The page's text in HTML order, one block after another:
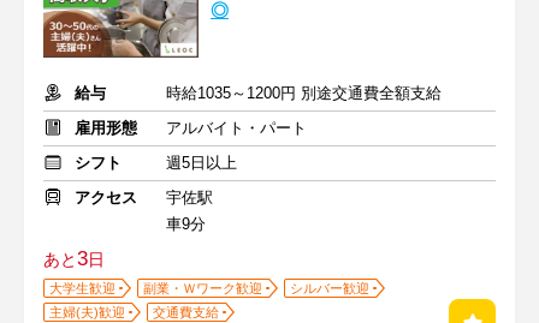
◎
給与
時給1035～1200円 別途交通費全額支給
雇用形態
アルバイト・パート
シフト
週5日以上
アクセス
宇佐駅
車9分
あと3日
大学生歓迎 副業・Ｗワーク歓迎
シルバー歓迎
主婦(夫)歓迎
交通費支給